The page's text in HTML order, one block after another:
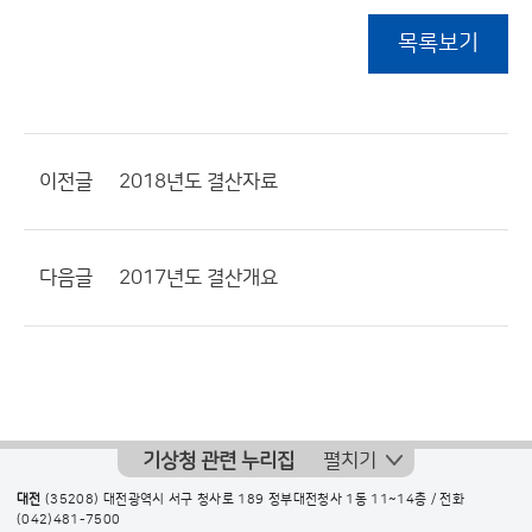
목록보기
이전글 2018년도 결산자료
다음글 2017년도 결산개요
기상청 관련 누리집 펼치기
대전 (35208) 대전광역시 서구 청사로 189 정부대전청사 1동 11~14층 / 전화
(042)481-7500